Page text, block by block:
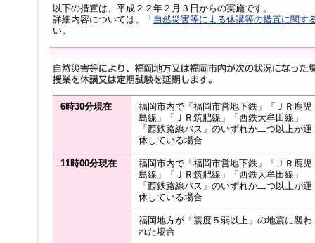
以下の措置は、平成２２年２月３日からの実施です。
詳細内容については、「 自然災害等による休講等の措置に関す
い。
6時30分現在
福岡市内で「福岡市営地下鉄」「ＪＲ鹿児
島線」「ＪＲ筑肥線」「西鉄大牟田線」
「西鉄路線バス」のいずれか二つ以上が運
休している場合
11時00分現在
福岡市内で「福岡市営地下鉄」「ＪＲ鹿児
島線」「ＪＲ筑肥線」「西鉄大牟田線」
「西鉄路線バス」のいずれか二つ以上が運
休している場合
福岡地方が「震度５弱以上」の地震に襲わ
れた場合